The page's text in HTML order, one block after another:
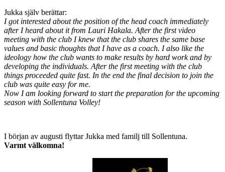
Jukka själv berättar:
I got interested about the position of the head coach immediately
after I heard about it from Lauri Hakala. After the first video
meeting with the club I knew that the club shares the same base
values and basic thoughts that I have as a coach. I also like the
ideology how the club wants to make results by hard work and by
developing the individuals. After the first meeting with the club
things proceeded quite fast. In the end the final decision to join the
club was quite easy for me.
Now I am looking forward to start the preparation for the upcoming
season with Sollentuna Volley!
I början av augusti flyttar Jukka med familj till Sollentuna.
Varmt välkomna!